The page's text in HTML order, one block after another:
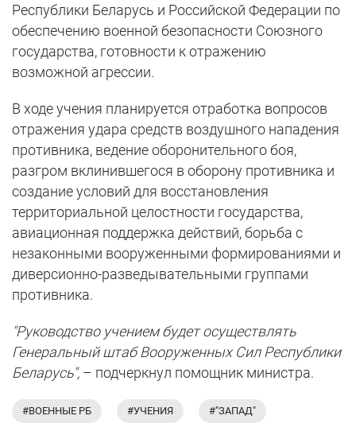
Республики Беларусь и Российской Федерации по
обеспечению военной безопасности Союзного
государства, готовности к отражению
возможной агрессии.
В ходе учения планируется отработка вопросов
отражения удара средств воздушного нападения
противника, ведение оборонительного боя,
разгром вклинившегося в оборону противника и
создание условий для восстановления
территориальной целостности государства,
авиационная поддержка действий, борьба с
незаконными вооруженными формированиями и
диверсионно-разведывательными группами
противника.
"Руководство учением будет осуществлять
Генеральный штаб Вооруженных Сил Республики
Беларусь", – подчеркнул помощник министра.
#ВОЕННЫЕ РБ #УЧЕНИЯ #"ЗАПАД"